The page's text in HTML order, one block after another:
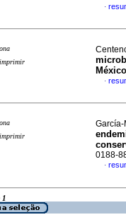
·
·
García-
0188-
·
1